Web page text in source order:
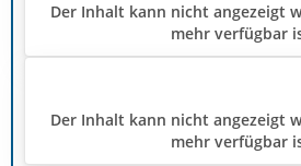
Der Inhalt kann nicht angezeigt
mehr verfügbar
Der Inhalt kann nicht angezeigt
mehr verfügbar